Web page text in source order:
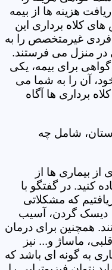
هزینه ها از بیمه
کلاه برداری این
فردی غیرمتخصص را به
در منزل می فرستند.
گواهی برای بیمه، یکی
آن را به شما می
برداری ها آگاه
شامل چه
بیماری ها از
کنید. در گفتگو با
که مشکلاتی
دیسک گردن، آسیب
همچنین برای درمان
ماساژ و... نیز
به گونه ای باشد که